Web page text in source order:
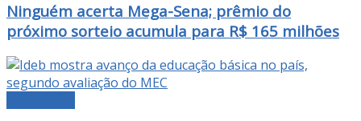
Ninguém acerta Mega-Sena; prêmio do
próximo sorteio acumula para R$ 165 milhões